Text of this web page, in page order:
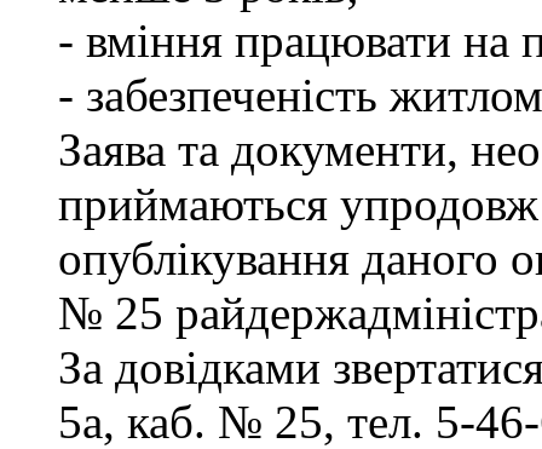
- вміння працювати на
- забезпеченість
Заява та документи,
приймаються упродовж
опублікування даного
№ 25
За довідками
5а, каб. № 25, тел. 5-